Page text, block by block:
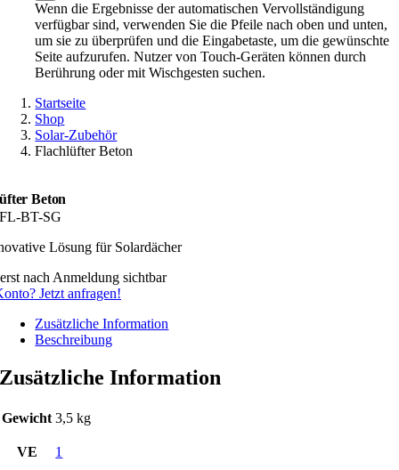
Wenn die Ergebnisse der automatischen Vervollständigung
verfügbar sind, verwenden Sie die Pfeile nach oben und unten,
um sie zu überprüfen und die Eingabetaste, um die gewünschte
Seite aufzurufen. Nutzer von Touch-Geräten können durch
Berührung oder mit Wischgesten suchen.
Startseite
Shop
Solar-Zubehör
Flachlüfter Beton
Beton
FL-BT-SG
Lösung für Solardächer
nach Anmeldung sichtbar
Jetzt anfragen!
Zusätzliche Information
Beschreibung
Zusätzliche Information
Gewicht 3,5 kg
VE 1